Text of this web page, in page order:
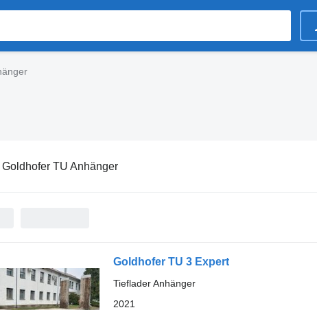
Goldhofer TU Anhänger
Goldhofer TU 3 Expert
Tieflader Anhänger
2021